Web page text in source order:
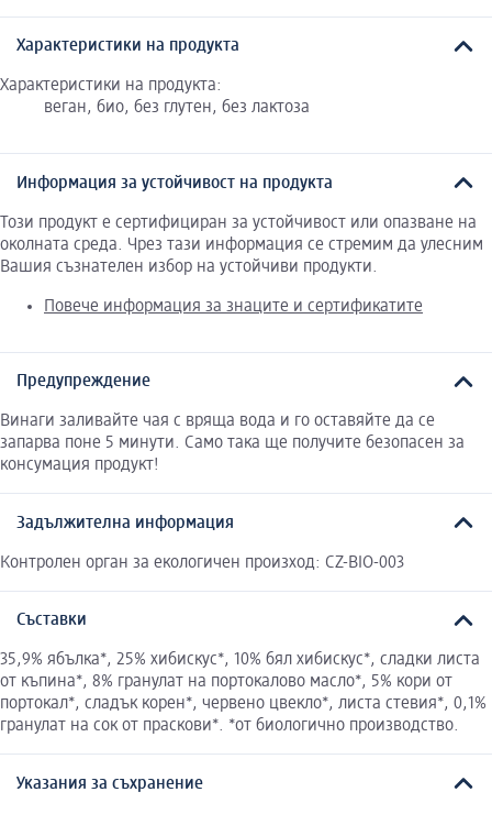
Характеристики на продукта
Характеристики на продукта:
веган, био, без глутен, без лактоза
Информация за устойчивост на продукта
Този продукт е сертифициран за устойчивост или опазване на
околната среда. Чрез тази информация се стремим да улесним
Вашия съзнателен избор на устойчиви продукти.
Повече информация за знаците и сертификатите
Предупреждение
Винаги заливайте чая с вряща вода и го оставяйте да се
запарва поне 5 минути. Само така ще получите безопасен за
консумация продукт!
Задължителна информация
Контролен орган за екологичен произход: CZ-BIO-003
Съставки
35,9% ябълка*, 25% хибискус*, 10% бял хибискус*, сладки листа
от къпина*, 8% гранулат на портокалово масло*, 5% кори от
портокал*, сладък корен*, червено цвекло*, листа стевия*, 0,1%
гранулат на сок от праскови*. *от биологично производство.
Указания за съхранение